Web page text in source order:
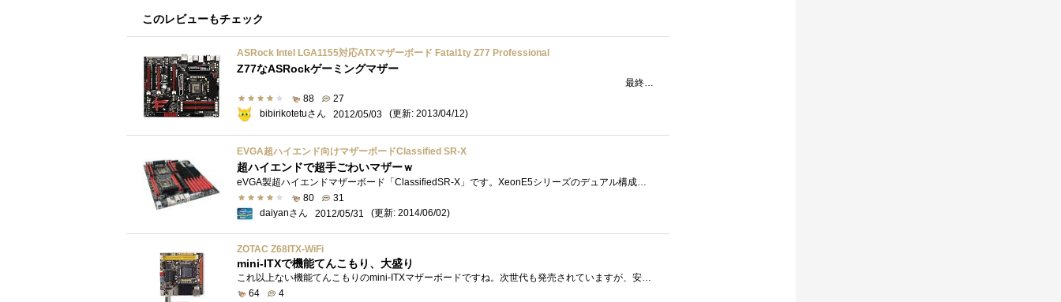
このレビューもチェック
ASRock Intel LGA1155対応ATXマザーボード Fatal1ty Z77 Professional
Z77なASRockゲーミングマザー
最終更新日2013/4/12Fatal1tyなP67から引き続きZ77へ移行して...
88
27
bibirikotetuさん
2012/05/03 (更新: 2013/04/12)
EVGA超ハイエンド向けマザーボードClassified SR-X
超ハイエンドで超手ごわいマザーｗ
eVGA製超ハイエンドマザーボード「ClassifiedSR-X」です。XeonE5シリーズのデュアル構成に対応しています。マザーのフォームファクタは変則的なHPTXで�...
80
31
daiyanさん
2012/05/31 (更新: 2014/06/02)
ZOTAC Z68ITX-WiFi
mini-ITXで機能てんこもり、大盛り
これ以上ない機能てんこもりのmini-ITXマザーボードですね。次世代も発売されていますが、安定性重視な私は前世代で十分なのです。
64
4